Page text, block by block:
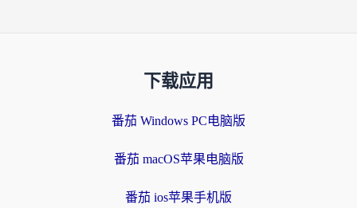
下载应用
番茄 Windows PC电脑版
番茄 macOS苹果电脑版
番茄 ios苹果手机版